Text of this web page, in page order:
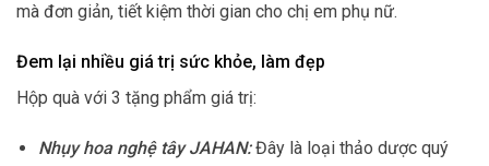
mà đơn giản, tiết kiệm thời gian cho chị em phụ nữ.
Đem lại nhiều giá trị sức khỏe, làm đẹp
Hộp quà với 3 tặng phẩm giá trị:
Nhụy hoa nghệ tây JAHAN:Đây là loại thảo dược quý